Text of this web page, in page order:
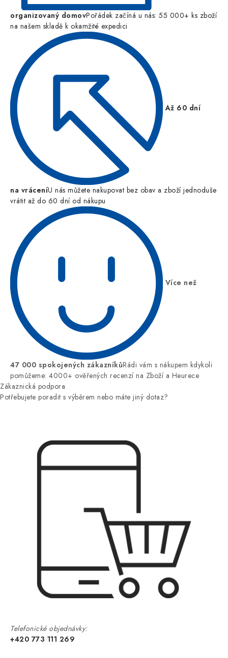
organizovaný domovPořádek začíná u nás: 55 000+ ks zboží
na našem skladě k okamžité expedici
Až 60 dní
na vráceníU nás můžete nakupovat bez obav a zboží jednoduše
vrátit až do 60 dní od nákupu
Více než
47 000 spokojených zákazníkůRádi vám s nákupem kdykoli
pomůžeme: 4000+ ověřených recenzí na Zboží a Heurece
Zákaznická podpora
Potřebujete poradit s výběrem nebo máte jiný dotaz?
Telefonické objednávky:
+420 773 111 269